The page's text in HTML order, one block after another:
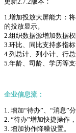
1.增加投放大屏能力：
的投放显示。
2.组织数据源增加数据权
3.环比、同比支持多指
4.列总计、列小计、行
5.年龄、司龄、学历等
企业信息流：
1. 增加“待办”、“消息”分
2. “待办”增加快捷操作
3. 增加协作降噪设置。